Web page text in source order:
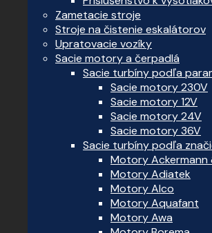
Zametacie stroje
Stroje na čistenie eskalátorov
Upratovacie vozíky
Sacie motory a čerpadlá
Sacie turbíny podľa
Sacie motory 230V
Sacie motory 12V
Sacie motory 24V
Sacie motory 36V
Sacie turbíny podľa
Motory Ackermann
Motory Adiatek
Motory Alco
Motory Aquafant
Motory Awa